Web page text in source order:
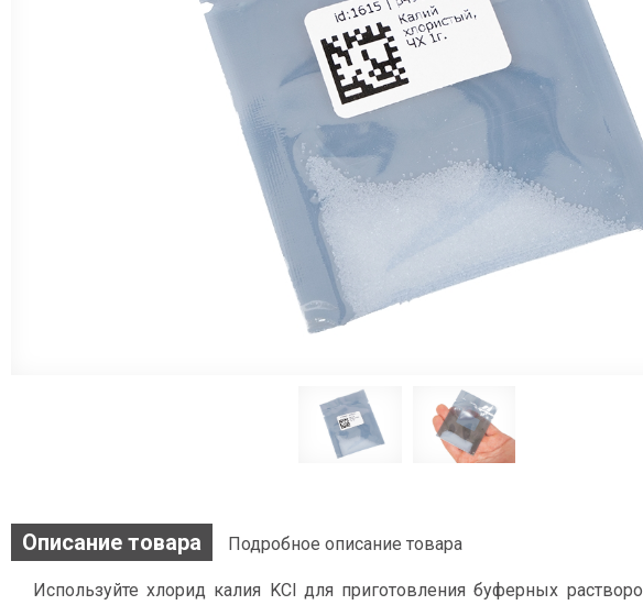
Описание товара Подробное описание товара
Используйте хлорид калия KCl для приготовления буферных